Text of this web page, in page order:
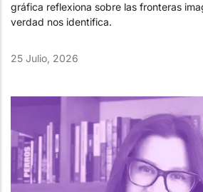
gráfica reflexiona sobre las fronteras
verdad nos identifica.
25 Julio, 2026